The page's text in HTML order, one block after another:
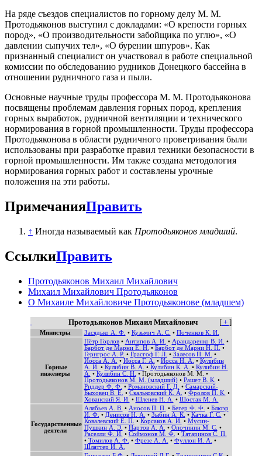
На ряде съездов специалистов по горному делу М. М.
Протодьяконов выступил с докладами: «О крепости горных
пород», «О производительности забойщика по углю», «О
давлении сыпучих тел», «О бурении шпуров». Как
признанный специалист он участвовал в работе специальной
комиссии по обследованию рудников Донецкого бассейна в
отношении рудничного газа и пыли.
Основные научные труды профессора М. М. Протодьяконова
посвящены проблемам давления горных пород, крепления
горных выработок, рудничной вентиляции и технического
нормирования в горной промышленности. Труды профессора
Протодьяконова в области рудничного проветривания были
использованы при разработке правил техники безопасности в
горной промышленности. Им также создана методология
нормирования горных работ и составлены урочные
положения на эти работы.
ПримечанияПравить
↑ Иногда называемый как Протодьяконов младший.
СсылкиПравить
Протодьяконов Михаил Михайлович
Михаил Михайлович Протодьяконов
О Михаиле Михайловиче Протодьяконове (младшем)
[+ ]
Протодьяконов Михаил Михайлович
Министры Засядько А. Ф. • Кузьмич А. С. • Поченков К. И.
Горные
инженеры
Пётр Горлов• Антипов А. И. • Арандаренко В. И. •
Барбот де Марни Е. Н. • Барбот де Марни Н. П. •
Гернгрос А. Р. • Грасгоф Г. Л. • Залесов П. М. •
Иосса А. А.
• Иосса Г. А. • Иосса Н. А. • Кулибин
А. И. • Кулибин В. А. • Кулибин К. А. • Кулибин Н.
А.
• Кулибин С. Н. • Протодьяконов М. М. •
Протодьяконов М. М. (младший)• Рашет В. К. •
Риддер Ф. Ф. • Романовский Г. Д. • Самарский-
Быховец В. Е. • Скальковский К. А. • Фролов П. К. •
Хованский Я. И. • Шленев Н. А. • Шостак М. А.
Государственные
деятели
Алябьев А. В. • Аносов П. П. • Бегер Ф. Ф. • Блюэр
И. Ф. • Денисов Н. А. • Зыбин А. К. • Качка Г. С. •
Ковалевский Е. П. • Корсаков А. И. • Мусин-
Пушкин А. Э. • Нартов А. А. • Опочинин М. С. •
Раселли Ф. И. • Соймонов М. Ф. • Татаринов С. П.
• Томилов А. Ф. • Фрезе А. А. • Фуллон И. А.
•
Шлаттер И. А.